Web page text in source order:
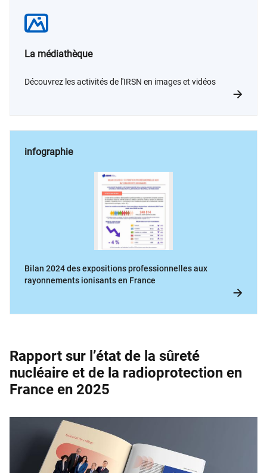
La médiathèque
Découvrez les activités de l'IRSN en images et vidéos
infographie
Bilan 2024 des expositions professionnelles aux
rayonnements ionisants en France
Rapport sur l’état de la sûreté
nucléaire et de la ­radioprotection en
France en 2025